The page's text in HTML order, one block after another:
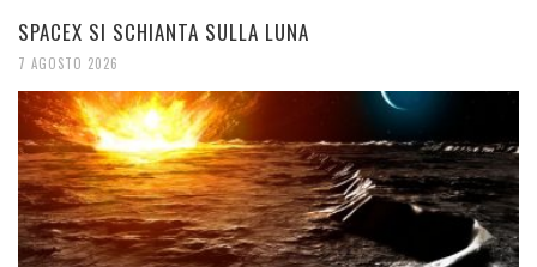
SPACEX SI SCHIANTA SULLA LUNA
7 AGOSTO 2026